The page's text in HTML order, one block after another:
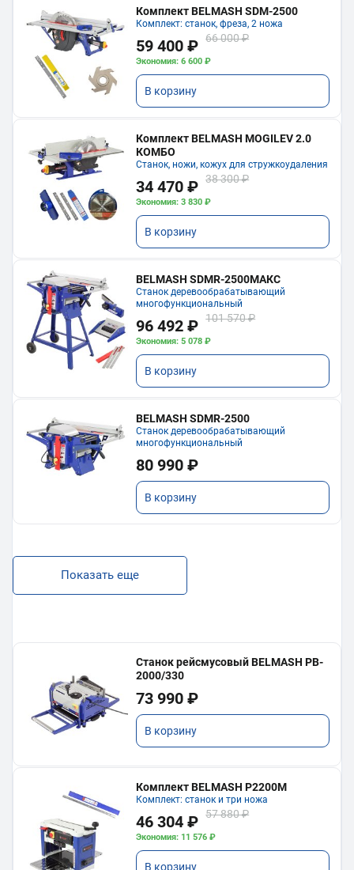
Комплект BELMASH SDM-2500
Комплект: станок, фреза, 2 ножа
59 400 ₽ 66 000 ₽
Экономия: 6 600 ₽
В корзину
Комплект BELMASH MOGILEV 2.0
КОМБО
Станок, ножи, кожух для стружкоудаления
34 470 ₽ 38 300 ₽
Экономия: 3 830 ₽
В корзину
BELMASH SDMR-2500МАКС
Станок деревообрабатывающий
многофункциональный
96 492 ₽ 101 570 ₽
Экономия: 5 078 ₽
В корзину
BELMASH SDMR-2500
Станок деревообрабатывающий
многофункциональный
80 990 ₽
В корзину
Показать еще
Станок рейсмусовый BELMASH PB-
2000/330
73 990 ₽
В корзину
Комплект BELMASH P2200M
Комплект: станок и три ножа
46 304 ₽ 57 880 ₽
Экономия: 11 576 ₽
В корзину